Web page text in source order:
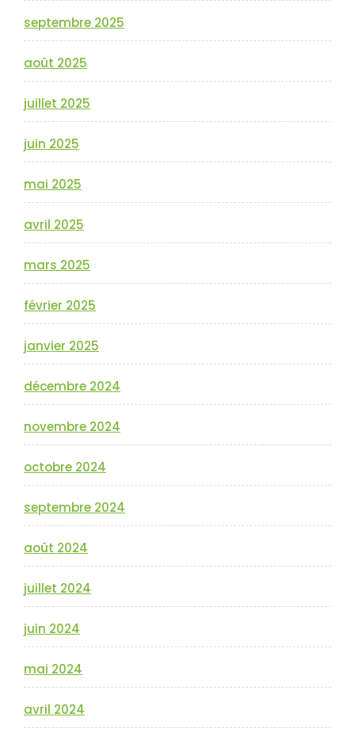
septembre 2025
août 2025
juillet 2025
juin 2025
mai 2025
avril 2025
mars 2025
février 2025
janvier 2025
décembre 2024
novembre 2024
octobre 2024
septembre 2024
août 2024
juillet 2024
juin 2024
mai 2024
avril 2024